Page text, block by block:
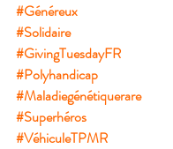
#Généreux
#Solidaire
#GivingTuesdayFR
#Polyhandicap
#Maladiegénétiquerare
#Superhéros
#VéhiculeTPMR